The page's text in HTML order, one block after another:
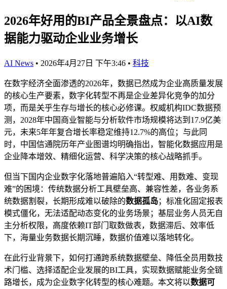
2026年好用的BI产品全景盘点：以AI数
据能力驱动企业业务增长
AI News • 2026年4月27日 下午3:46 • 科技
在数字经济全面渗透的2026年，数据已然成为企业高质量发展
的核心生产要素，数字化转型不再是企业差异化竞争的加分
项，而是关乎生存与增长的核心必修课。权威机构IDC数据预
测，2028年中国商业智能与分析软件市场规模将达到17.9亿美
元，未来5年年复合增长率稳定维持12.7%的高位；与此同
时，中国信通院历年产业图谱均明确指出，智能化数据应用是
企业降本增效、精细化运营、科学决策的核心战略抓手。
但当下国内企业数字化落地普遍陷入“转型难、用数难、变现
难”的困境：传统数据分析工具壁垒高、兼容性差，各业务系
统数据割裂，长期形成难以破除的数据孤岛；标准化固定报表
模式僵化，无法适配动态变化的业务场景；基层业务人员无自
主分析权限，高度依赖IT部门取数做表，数据滞后、效率低
下，海量业务数据长期沉睡，数据价值难以落地转化。
在此行业背景下，如何打通跨系统数据壁垒、降低全员用数技
术门槛、选择适配企业发展的BI工具，实现数据赋能业务全链
路增长，成为企业数字化转型的核心难题。本文将以数据可